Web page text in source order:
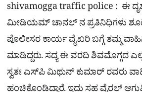
shivamogga traffic police : ಈ
ಮೀಡಿಯಮ್​ ಚಾನಲ್​ ನ ಪ್ರತಿನಿಧಿಗಳು
ಪೊಲೀಸರ ಕಾರ್ಯ ವೈಖರಿ ಬಗ್ಗೆ ತಮ್ಮ
ಮಾಡಿದ್ದರು. ಸದ್ಯ ಈ ವರದಿ ಶಿವಮೊಗ್ಗದ
ಸ್ವತಃ ಎಸ್​ಪಿ ಮಿಥುನ್ ಕುಮಾರ್​ ರವರು